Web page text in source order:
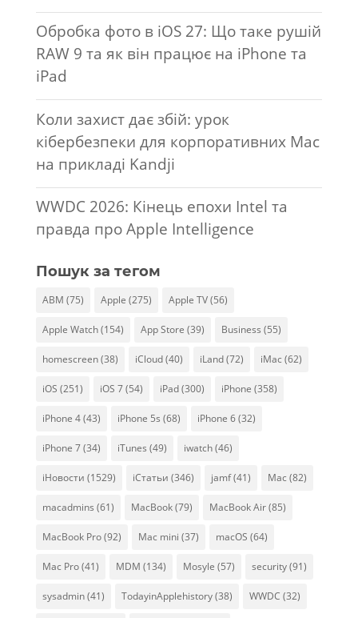
Обробка фото в iOS 27: Що таке рушій
RAW 9 та як він працює на iPhone та
iPad
Коли захист дає збій: урок
кібербезпеки для корпоративних Mac
на прикладі Kandji
WWDC 2026: Кінець епохи Intel та
правда про Apple Intelligence
Пошук за тегом
ABM (75) Apple (275) Apple TV(56)
Apple Watch(154) App Store (39) Business (55)
homescreen(38) iCloud(40) iLand(72) iMac (62)
iOS (251) iOS 7(54) iPad(300) iPhone (358)
iPhone 4(43) iPhone 5s (68) iPhone 6(32)
iPhone 7(34) iTunes (49) iwatch(46)
iНовости (1529) iСтатьи (346) jamf(41) Mac (82)
macadmins (61) MacBook(79) MacBook Air(85)
MacBook Pro(92) Mac mini (37) macOS (64)
Mac Pro(41) MDM (134) Mosyle (57) security(91)
sysadmin(41) TodayinApplehistory(38) WWDC (32)